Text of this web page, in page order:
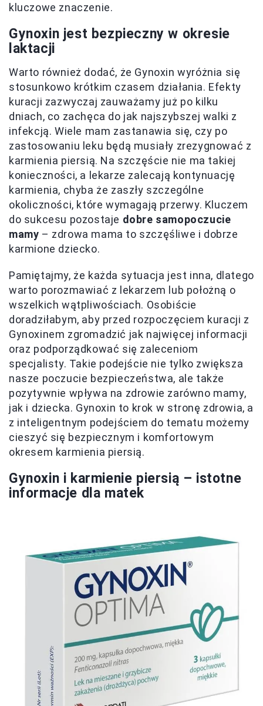
kluczowe znaczenie.
Gynoxin jest bezpieczny w okresie
laktacji
Warto również dodać, że Gynoxin wyróżnia się
stosunkowo krótkim czasem działania. Efekty
kuracji zazwyczaj zauważamy już po kilku
dniach, co zachęca do jak najszybszej walki z
infekcją. Wiele mam zastanawia się, czy po
zastosowaniu leku będą musiały zrezygnować z
karmienia piersią. Na szczęście nie ma takiej
konieczności, a lekarze zalecają kontynuację
karmienia, chyba że zaszły szczególne
okoliczności, które wymagają przerwy. Kluczem
do sukcesu pozostaje dobre samopoczucie
mamy – zdrowa mama to szczęśliwe i dobrze
karmione dziecko.
Pamiętajmy, że każda sytuacja jest inna, dlatego
warto porozmawiać z lekarzem lub położną o
wszelkich wątpliwościach. Osobiście
doradziłabym, aby przed rozpoczęciem kuracji z
Gynoxinem zgromadzić jak najwięcej informacji
oraz podporządkować się zaleceniom
specjalisty. Takie podejście nie tylko zwiększa
nasze poczucie bezpieczeństwa, ale także
pozytywnie wpływa na zdrowie zarówno mamy,
jak i dziecka. Gynoxin to krok w stronę zdrowia, a
z inteligentnym podejściem do tematu możemy
cieszyć się bezpiecznym i komfortowym
okresem karmienia piersią.
Gynoxin i karmienie piersią – istotne
informacje dla matek